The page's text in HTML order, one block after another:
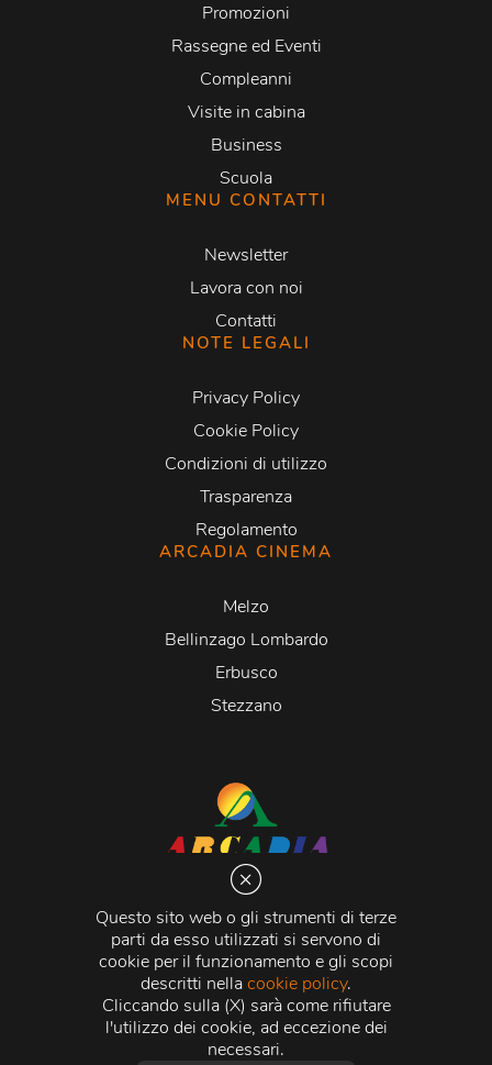
Questo sito web o gli strumenti di terze
parti da esso utilizzati si servono di
cookie per il funzionamento e gli scopi
descritti nellacookie policy.
Cliccando sulla (X) sarà come rifiutare
l'utilizzo dei cookie, ad eccezione dei
necessari.
Promozioni
Rassegne ed Eventi
Compleanni
Visite in cabina
Business
Scuola
MENU CONTATTI
Newsletter
Lavora con noi
Contatti
NOTE LEGALI
Privacy Policy
Cookie Policy
Condizioni di utilizzo
Trasparenza
Regolamento
ARCADIA CINEMA
Melzo
Bellinzago Lombardo
Erbusco
Stezzano
Via Martiri della Libertà 20066 Melzo (MI)
C.C.I.A.A. - R.E.A di Milano n. 1427910
Registro delle Imprese di Milano n. 338392 -
Fiscale e Partita Iva11015840157 | Capitale Sociale
500.000,00 i.v.
Credits:Crea Informatica S.r.l. 2026 © Tutti i diritti
riservati.